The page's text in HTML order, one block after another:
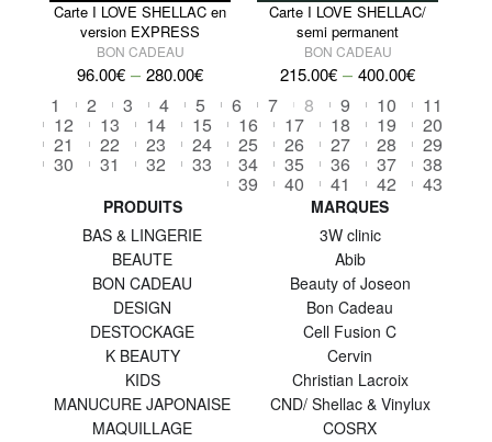
Carte I LOVE SHELLAC en
version EXPRESS
BON CADEAU
96.00€ –280.00€
Carte I LOVE SHELLAC/
semi permanent
BON CADEAU
215.00€ –400.00€
1 2 3 4 5 6 7 8 9 10 11
12 13 14 15 16 17 18 19 20
21 22 23 24 25 26 27 28 29
30 31 32 33 34 35 36 37 38
39 40 41 42 43
PRODUITS
BAS & LINGERIE
BEAUTE
BON CADEAU
DESIGN
DESTOCKAGE
K BEAUTY
KIDS
MANUCURE JAPONAISE
MAQUILLAGE
MARQUES
3W clinic
Abib
Beauty of Joseon
Bon Cadeau
Cell Fusion C
Cervin
Christian Lacroix
CND/ Shellac & Vinylux
COSRX